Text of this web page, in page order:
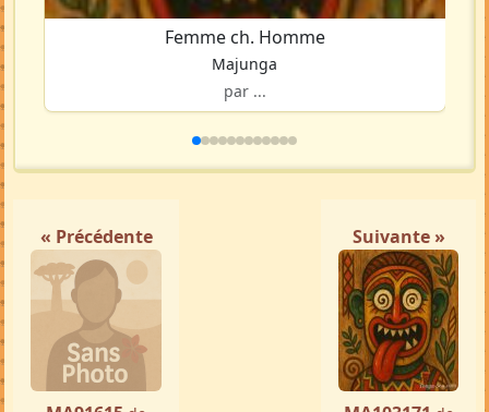
Femme ch. Homme
Majunga
par ...
« Précédente Suivante »